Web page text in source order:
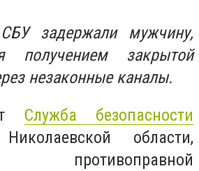
задержали мужчину,
получением закрытой
незаконные каналы.
Служба безопасности
области,
противоправной